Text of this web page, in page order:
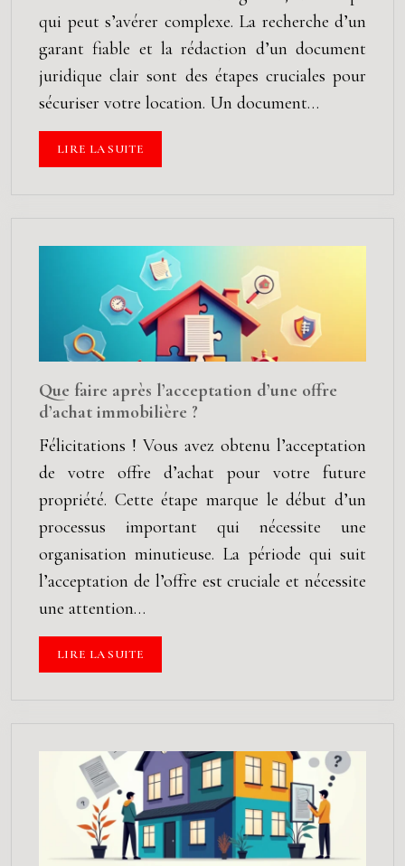
qui peut s’avérer complexe. La recherche d’un
garant fiable et la rédaction d’un document
juridique clair sont des étapes cruciales pour
sécuriser votre location. Un document…
LIRE LA SUITE
Que faire après l’acceptation d’une offre
d’achat immobilière ?
Félicitations ! Vous avez obtenu l’acceptation
de votre offre d’achat pour votre future
propriété. Cette étape marque le début d’un
processus important qui nécessite une
organisation minutieuse. La période qui suit
l’acceptation de l’offre est cruciale et nécessite
une attention…
LIRE LA SUITE